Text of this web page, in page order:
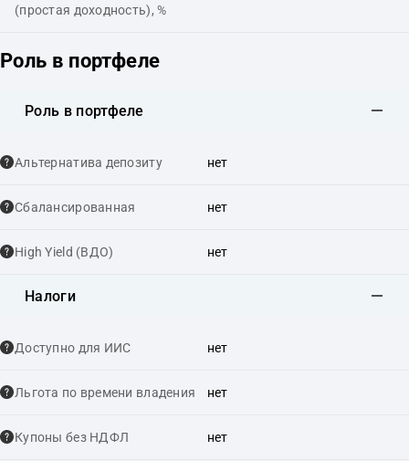
(простая доходность), %
Роль в портфеле
Роль в портфеле
Альтернатива депозиту нет
Сбалансированная нет
High Yield (ВДО) нет
Налоги
Доступно для ИИС нет
Льгота по времени владения нет
Купоны без НДФЛ нет